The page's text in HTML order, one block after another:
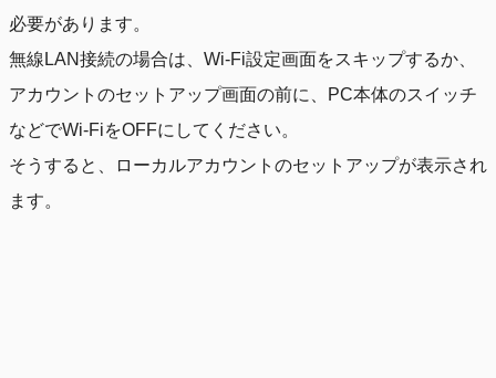
必要があります。
無線LAN接続の場合は、Wi-Fi設定画面をスキップするか、
アカウントのセットアップ画面の前に、PC本体のスイッチ
などでWi-FiをOFFにしてください。
そうすると、ローカルアカウントのセットアップが表示され
ます。